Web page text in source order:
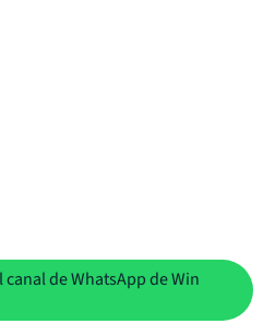
de WhatsApp de Win